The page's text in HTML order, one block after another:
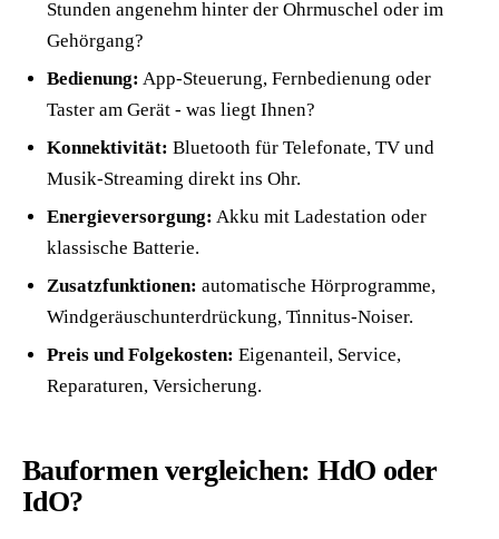
Stunden angenehm hinter der Ohrmuschel oder im
Gehörgang?
Bedienung: App-Steuerung, Fernbedienung oder
Taster am Gerät - was liegt Ihnen?
Konnektivität: Bluetooth für Telefonate, TV und
Musik-Streaming direkt ins Ohr.
Energieversorgung: Akku mit Ladestation oder
klassische Batterie.
Zusatzfunktionen: automatische Hörprogramme,
Windgeräuschunterdrückung, Tinnitus-Noiser.
Preis und Folgekosten: Eigenanteil, Service,
Reparaturen, Versicherung.
Bauformen vergleichen: HdO oder
IdO?